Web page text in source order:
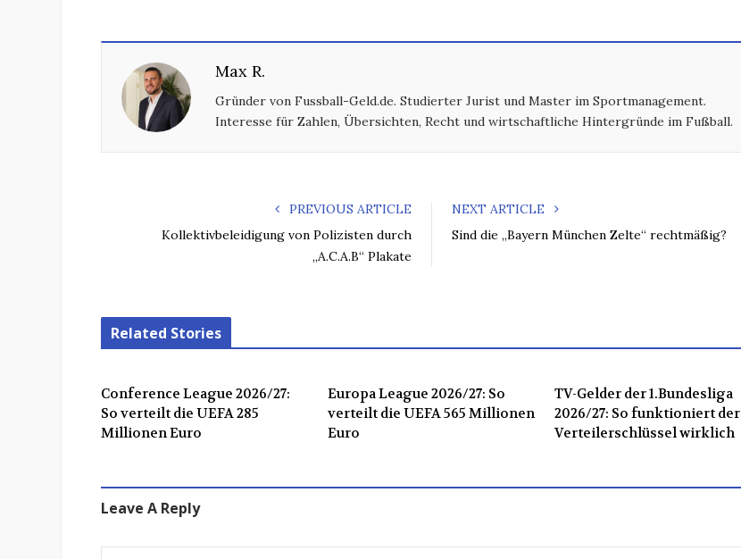
k
Max R.
Gründer von Fussball-Geld.de. Studierter Jurist und Master im Sportmanagement.
Interesse für Zahlen, Übersichten, Recht und wirtschaftliche Hintergründe im Fußball.
PREVIOUS ARTICLE
Kollektivbeleidigung von Polizisten durch
„A.C.A.B“ Plakate
NEXT ARTICLE
Sind die „Bayern München Zelte“ rechtmäßig?
Related Stories
Conference League 2026/27:
So verteilt die UEFA 285
Millionen Euro
Europa League 2026/27: So
verteilt die UEFA 565 Millionen
Euro
TV-Gelder der 1.Bundesliga
2026/27: So funktioniert der
Verteilerschlüssel wirklich
Leave A Reply